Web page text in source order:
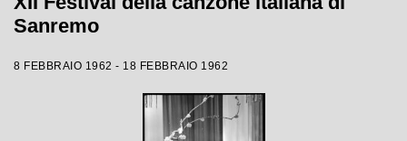
Sanremo
8 FEBBRAIO 1962 - 18 FEBBRAIO 1962